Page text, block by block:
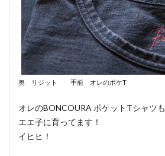
奥 リジット 手前 オレのポケT
オレのBONCOURA ポケットTシャツも
エエ子に育ってます！
イヒヒ！